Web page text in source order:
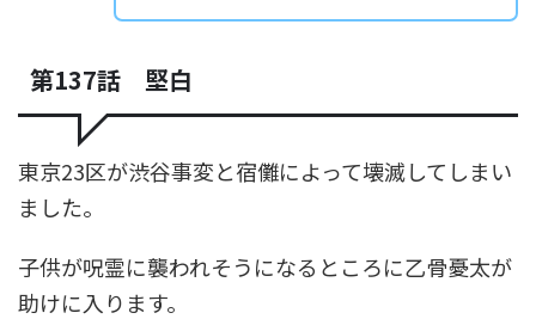
第137話 堅白
東京23区が渋谷事変と宿儺によって壊滅してしまい
ました。
子供が呪霊に襲われそうになるところに乙骨憂太が
助けに入ります。